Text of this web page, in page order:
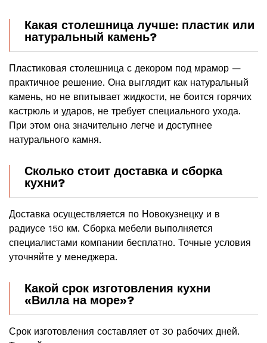
Какая столешница лучше: пластик или
натуральный камень?
Пластиковая столешница с декором под мрамор —
практичное решение. Она выглядит как натуральный
камень, но не впитывает жидкости, не боится горячих
кастрюль и ударов, не требует специального ухода.
При этом она значительно легче и доступнее
натурального камня.
Сколько стоит доставка и сборка
кухни?
Доставка осуществляется по Новокузнецку и в
радиусе 150 км. Сборка мебели выполняется
специалистами компании бесплатно. Точные условия
уточняйте у менеджера.
Какой срок изготовления кухни
«Вилла на море»?
Срок изготовления составляет от 30 рабочих дней.